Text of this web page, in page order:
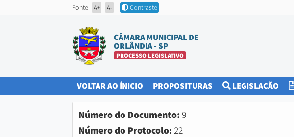
Fonte A+ A- Contraste
CÂMARA MUNICIPAL DE
ORLÂNDIA - SP
PROCESSO LEGISLATIVO
VOLTAR AO ÍNICIO (CURRENT)
PROPOSITURAS (CURRENT)
LEGISLAÇÃO
Número do Documento:9
Número do Protocolo:22